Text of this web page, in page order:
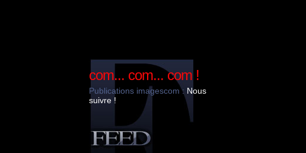
com... com... com !
Publications imagescom : Nous
suivre !